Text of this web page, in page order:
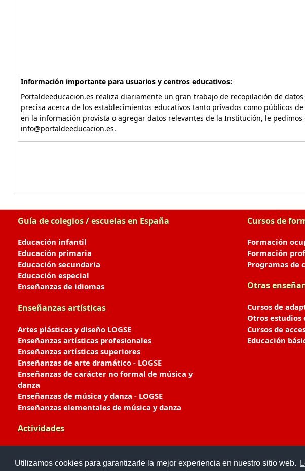
Utilizamos cookies para garantizarle la mejor experiencia en nuestro sitio web.
Información importante para usuarios y centros educativos:
Portaldeeducacion.es realiza diariamente un gran trabajo de recopilación de
precisa acerca de los establecimientos educativos tanto privados como públicos
en la información provista o agregar datos relevantes de la Institución, le pedimos
info@portaldeeducacion.es.
Guía de colegios / escuelas en España
Educación infantil
Educación primaria
Educación secundaria
Educación especial
Enseñanzas de idiomas
Enseñanzas artísticas
Artes plásticas y diseño LOGSE
Enseñanzas artísticas profesionales
Enseñanzas artísticas superiores
Enseñanzas de arte dramático - LOGSE
Enseñanzas de carácter no formal de música y
danza
Enseñanzas de música y danza - LOGSE
Enseñanzas elementales de música y danza
Actividades
Cursos de
Formación
Formación
Programas de
Otras
Cursos de
Otros estudios
Cursos de
Educación